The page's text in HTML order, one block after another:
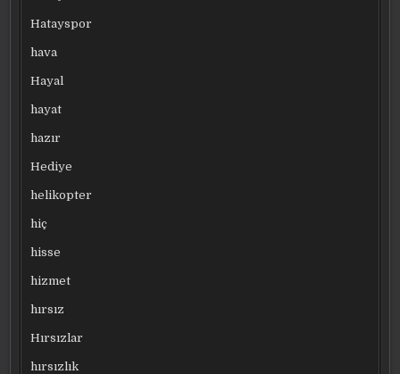
Hatayspor
hava
Hayal
hayat
hazır
Hediye
helikopter
hiç
hisse
hizmet
hırsız
Hırsızlar
hırsızlık